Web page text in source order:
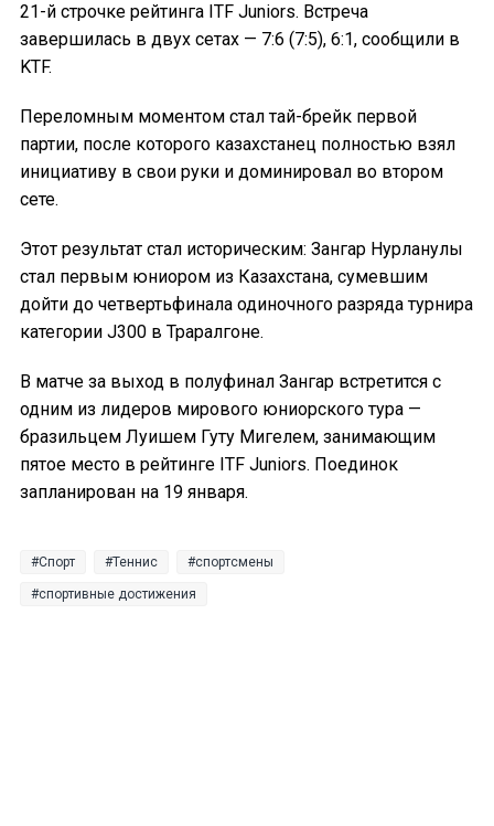
21-й строчке рейтинга ITF Juniors. Встреча
завершилась в двух сетах — 7:6 (7:5), 6:1, сообщили в
KTF.
Переломным моментом стал тай-брейк первой
партии, после которого казахстанец полностью взял
инициативу в свои руки и доминировал во втором
сете.
Этот результат стал историческим: Зангар Нурланулы
стал первым юниором из Казахстана, сумевшим
дойти до четвертьфинала одиночного разряда турнира
категории J300 в Траралгоне.
В матче за выход в полуфинал Зангар встретится с
одним из лидеров мирового юниорского тура —
бразильцем Луишем Гуту Мигелем, занимающим
пятое место в рейтинге ITF Juniors. Поединок
запланирован на 19 января.
Спорт Теннис спортсмены
спортивные достижения